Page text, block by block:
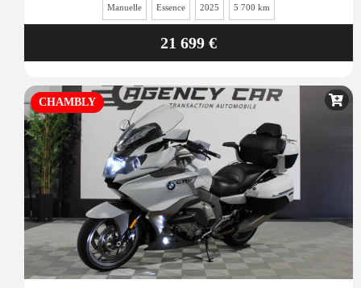
Manuelle Essence 2025 5 700 km
21 699 €
CHAMBLY